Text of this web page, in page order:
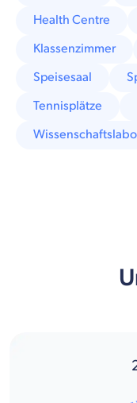
Health Centre
Klassenzimmer
Speisesaal
Tennisplätze